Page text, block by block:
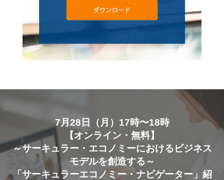
7月28日（月）17時〜18時
【オンライン・無料】
～サーキュラー・エコノミーにおけるビジネス
モデルを創造する～
「サーキュラーエコノミー・ナビゲーター」紹